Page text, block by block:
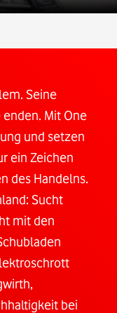
Seine
Mit One
und setzen
ein Zeichen
des Handelns.
Sucht
mit den
bei